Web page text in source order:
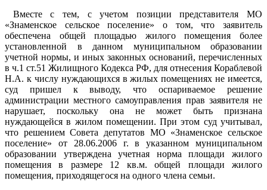
Вместе с тем, с учетом позиции представителя МО
«Знаменское сельское поселение» о том, что заявитель
обеспечена общей площадью жилого помещения более
установленной в данном муниципальном образовании
учетной нормы, и иных законных оснований, перечисленных
в ч.1 ст.51 Жилищного Кодекса РФ, для отнесения Кораблевой
Н.А. к числу нуждающихся в жилых помещениях не имеется,
суд пришел к выводу, что оспариваемое решение
администрации местного самоуправления прав заявителя не
нарушает, поскольку она не может быть признана
нуждающейся в жилом помещении. При этом суд учитывал,
что решением Совета депутатов МО «Знаменское сельское
поселение» от 28.06.2006 г. в указанном муниципальном
образовании утверждена учетная норма площади жилого
помещения в размере 12 кв.м. общей площади жилого
помещения, приходящегося на одного члена семьи.